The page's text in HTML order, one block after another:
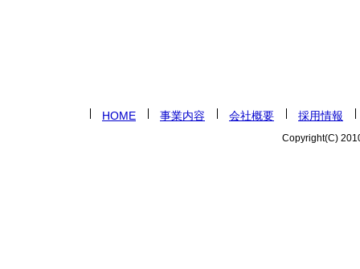
HOME 事業内容 会社概要 採用情報
Copyright(C)